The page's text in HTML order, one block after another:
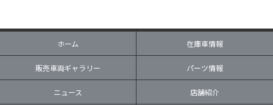
ホーム 在庫車情報
販売車両ギャラリー パーツ情報
ニュース 店舗紹介